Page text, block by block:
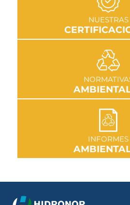
NUESTRAS
IR A SECCIÓN
IR A SECCIÓN
INFORMES
IR A SECCIÓN